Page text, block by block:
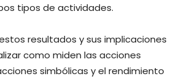
tipos de actividades.
resultados y sus implicaciones
como miden las acciones
simbólicas y el rendimiento